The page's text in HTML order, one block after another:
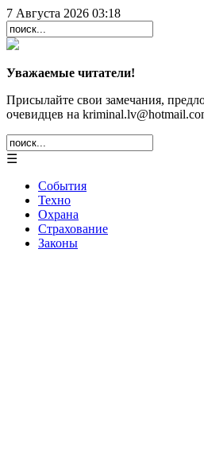
7 Августа 2026 03:18
Уважаемые читатели!
Присылайте свои замечания,
очевидцев на
☰
События
Техно
Охрана
Страхование
Законы